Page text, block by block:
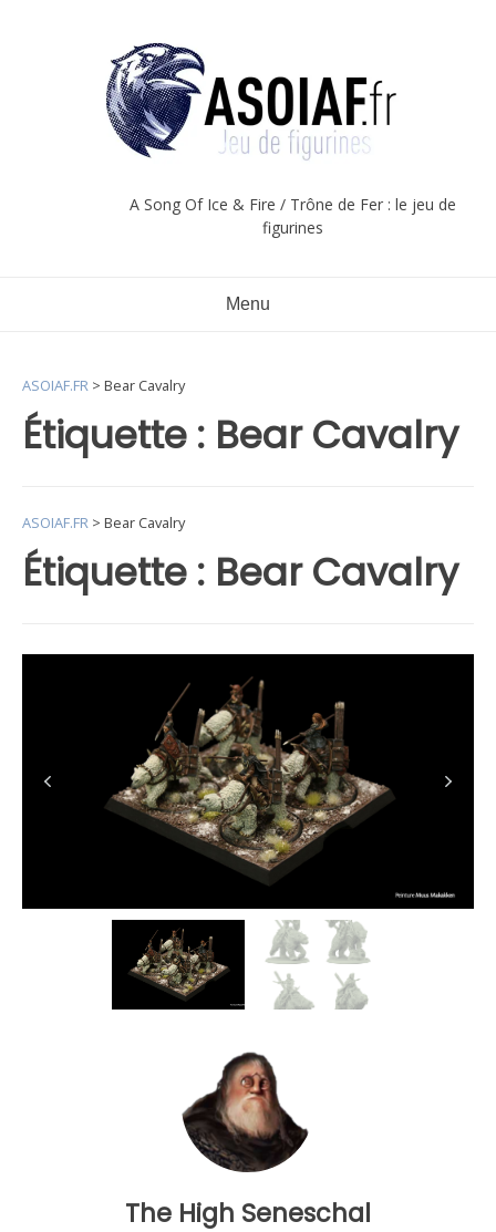
A Song Of Ice & Fire / Trône de Fer : le jeu de
figurines
Menu
Étiquette : Bear Cavalry
ASOIAF.FR > Bear Cavalry
Étiquette : Bear Cavalry
ASOIAF.FR > Bear Cavalry
The High Seneschal